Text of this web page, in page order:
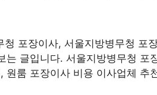
포장이사, 서울지방병무청 포
글입니다. 서울지방병무청
룸 포장이사 비용 이사업체 추